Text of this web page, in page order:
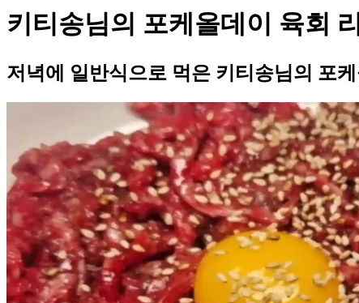
키티송님의 포케올데이 육회
저녁에 일반식으로 먹은 키티송님의 포